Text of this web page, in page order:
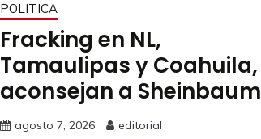
POLITICA
Fracking en NL,
Tamaulipas y Coahuila,
aconsejan a Sheinbaum
agosto 7, 2026 editorial